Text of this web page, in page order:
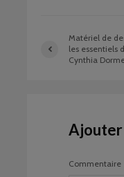
Matériel de
les essentiels
Cynthia
Ajouter
Commentaire